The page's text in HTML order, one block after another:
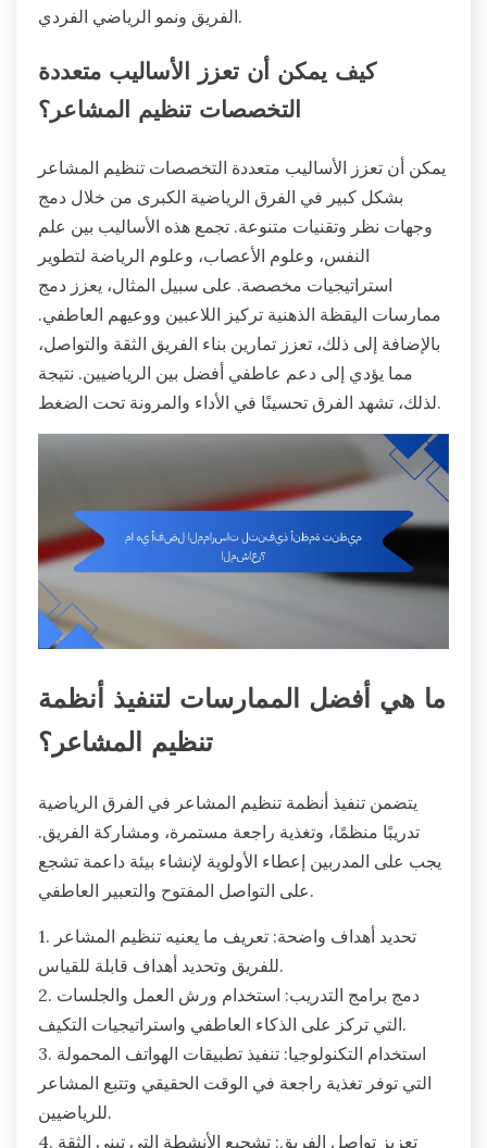
الفريق ونمو الرياضي الفردي.
كيف يمكن أن تعزز الأساليب متعددة
التخصصات تنظيم المشاعر؟
يمكن أن تعزز الأساليب متعددة التخصصات تنظيم المشاعر
بشكل كبير في الفرق الرياضية الكبرى من خلال دمج
وجهات نظر وتقنيات متنوعة. تجمع هذه الأساليب بين علم
النفس، وعلوم الأعصاب، وعلوم الرياضة لتطوير
استراتيجيات مخصصة. على سبيل المثال، يعزز دمج
ممارسات اليقظة الذهنية تركيز اللاعبين ووعيهم العاطفي.
بالإضافة إلى ذلك، تعزز تمارين بناء الفريق الثقة والتواصل،
مما يؤدي إلى دعم عاطفي أفضل بين الرياضيين. نتيجة
لذلك، تشهد الفرق تحسينًا في الأداء والمرونة تحت الضغط.
ما هي أفضل الممارسات لتنفيذ أنظمة
تنظيم المشاعر؟
يتضمن تنفيذ أنظمة تنظيم المشاعر في الفرق الرياضية
تدريبًا منظمًا، وتغذية راجعة مستمرة، ومشاركة الفريق.
يجب على المدربين إعطاء الأولوية لإنشاء بيئة داعمة تشجع
على التواصل المفتوح والتعبير العاطفي.
1. تحديد أهداف واضحة: تعريف ما يعنيه تنظيم المشاعر
للفريق وتحديد أهداف قابلة للقياس.
2. دمج برامج التدريب: استخدام ورش العمل والجلسات
التي تركز على الذكاء العاطفي واستراتيجيات التكيف.
3. استخدام التكنولوجيا: تنفيذ تطبيقات الهواتف المحمولة
التي توفر تغذية راجعة في الوقت الحقيقي وتتبع المشاعر
للرياضيين.
4. تعزيز تواصل الفريق: تشجيع الأنشطة التي تبني الثقة